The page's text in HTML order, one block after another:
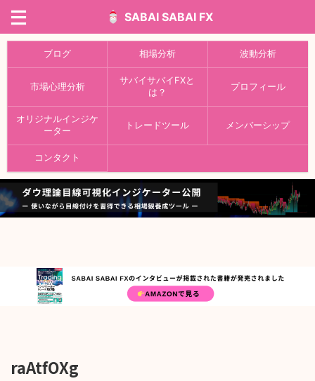
SABAI SABAI FX
ブログ 相場分析 波動分析
市場心理分析
サバイサバイFXと
は？
プロフィール
オリジナルインジケ
ーター
トレードツール メンバーシップ
コンタクト
raAtfOXg